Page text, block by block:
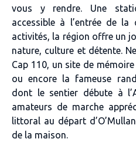
vous y rendre. Une
accessible à l’entrée de
activités, la région offre un
nature, culture et détente.
Cap 110, un site de
ou encore la fameuse
dont le sentier débute à
amateurs de marche
littoral au départ
de la maison.